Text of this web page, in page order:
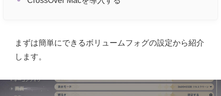
まずは簡単にできるボリュームフォグの設定から紹介
します。